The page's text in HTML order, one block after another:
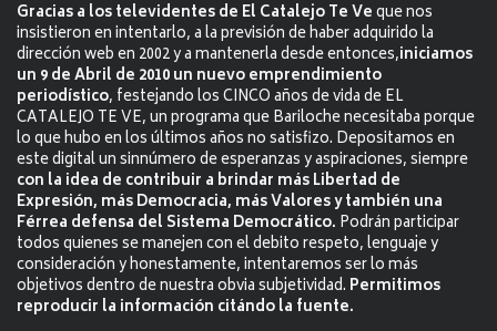
Gracias a los televidentes de El Catalejo Te Veque nos
insistieron en intentarlo, a la previsión de haber adquirido la
dirección web en 2002 y a mantenerla desde entonces,iniciamos
un 9 de Abril de 2010 un nuevo emprendimiento
periodístico, festejando los CINCO años de vida de EL
CATALEJO TE VE, un programa que Bariloche necesitaba porque
lo que hubo en los últimos años no satisfizo. Depositamos en
este digital un sinnúmero de esperanzas y aspiraciones, siempre
con la idea de contribuir a brindar más Libertad de
Expresión, más Democracia, más Valores y también una
Férrea defensa del Sistema Democrático. Podrán participar
todos quienes se manejen con el debito respeto, lenguaje y
consideración y honestamente, intentaremos ser lo más
objetivos dentro de nuestra obvia subjetividad. Permitimos
reproducir la información citándo la fuente.